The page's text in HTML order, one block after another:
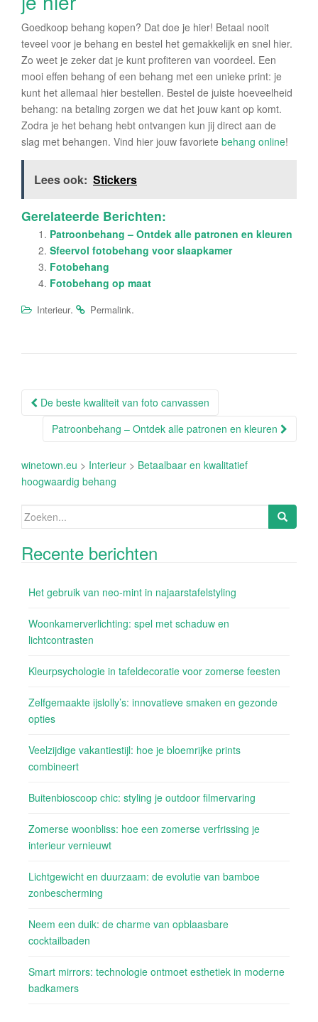
Goedkoop behang kopen? Dat doe je hier! Betaal nooit
teveel voor je behang en bestel het gemakkelijk en snel hier.
Zo weet je zeker dat je kunt profiteren van voordeel. Een
mooi effen behang of een behang met een unieke print: je
kunt het allemaal hier bestellen. Bestel de juiste hoeveelheid
behang: na betaling zorgen we dat het jouw kant op komt.
Zodra je het behang hebt ontvangen kun jij direct aan de
slag met behangen. Vind hier jouw favoriete behang online!
Lees ook: Stickers
Gerelateerde Berichten:
Patroonbehang – Ontdek alle patronen en kleuren
Sfeervol fotobehang voor slaapkamer
Fotobehang
Fotobehang op maat
Interieur. Permalink.
Berichtnavigatie
De beste kwaliteit van foto canvassen
Patroonbehang – Ontdek alle patronen en kleuren
winetown.eu > Interieur > Betaalbaar en kwalitatief
hoogwaardig behang
Zoeken
Recente berichten
Het gebruik van neo-mint in najaarstafelstyling
Woonkamerverlichting: spel met schaduw en
lichtcontrasten
Kleurpsychologie in tafeldecoratie voor zomerse feesten
Zelfgemaakte ijslolly’s: innovatieve smaken en gezonde
opties
Veelzijdige vakantiestijl: hoe je bloemrijke prints
combineert
Buitenbioscoop chic: styling je outdoor filmervaring
Zomerse woonbliss: hoe een zomerse verfrissing je
interieur vernieuwt
Lichtgewicht en duurzaam: de evolutie van bamboe
zonbescherming
Neem een duik: de charme van opblaasbare
cocktailbaden
Smart mirrors: technologie ontmoet esthetiek in moderne
badkamers